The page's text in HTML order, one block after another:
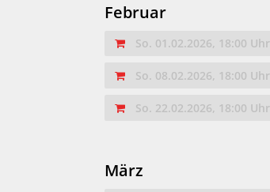
Februar
So. 01.02.2026, 18:00 Uhr
So. 08.02.2026, 18:00 Uhr
So. 22.02.2026, 18:00 Uhr
März